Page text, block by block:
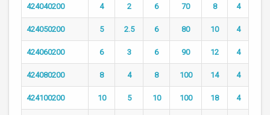
424040200 4 2 6 70 8 4
424050200 5 2.5 6 80 10 4
424060200 6 3 6 90 12 4
424080200 8 4 8 100 14 4
424100200 10 5 10 100 18 4